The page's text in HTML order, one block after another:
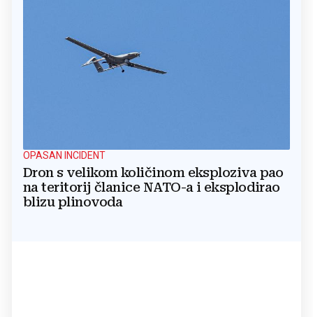
OPASAN INCIDENT
Dron s velikom količinom eksploziva pao
na teritorij članice NATO-a i eksplodirao
blizu plinovoda